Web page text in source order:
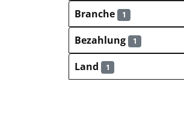
Branche 1
Bezahlung 1
Land 1